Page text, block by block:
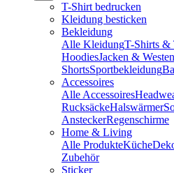
T-Shirt bedrucken
Kleidung besticken
Bekleidung
Alle KleidungT-Shirts &
HoodiesJacken & Westen
ShortsSportbekleidung
Accessoires
Alle Accessoires
RucksäckeHalswärmer
AnsteckerRegenschirme
Home & Living
Alle ProdukteKüche
Zubehör
Sticker